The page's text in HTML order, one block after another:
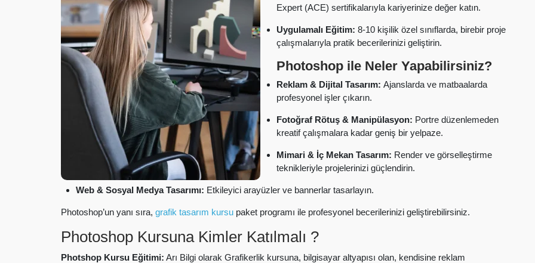
Expert (ACE) sertifikalarıyla kariyerinize değer katın.
Uygulamalı Eğitim: 8-10 kişilik özel sınıflarda, birebir proje
çalışmalarıyla pratik becerilerinizi geliştirin.
Photoshop ile Neler Yapabilirsiniz?
Reklam & Dijital Tasarım: Ajanslarda ve matbaalarda
profesyonel işler çıkarın.
Fotoğraf Rötuş & Manipülasyon: Portre düzenlemeden
kreatif çalışmalara kadar geniş bir yelpaze.
Mimari & İç Mekan Tasarım: Render ve görselleştirme
teknikleriyle projelerinizi güçlendirin.
Web & Sosyal Medya Tasarımı: Etkileyici arayüzler ve bannerlar tasarlayın.
Photoshop’un yanı sıra, grafik tasarım kursu paket programı ile profesyonel becerilerinizi geliştirebilirsiniz.
Photoshop Kursuna Kimler Katılmalı ?
Photshop Kursu Eğitimi: Arı Bilgi olarak Grafikerlik kursuna, bilgisayar altyapısı olan, kendisine reklam